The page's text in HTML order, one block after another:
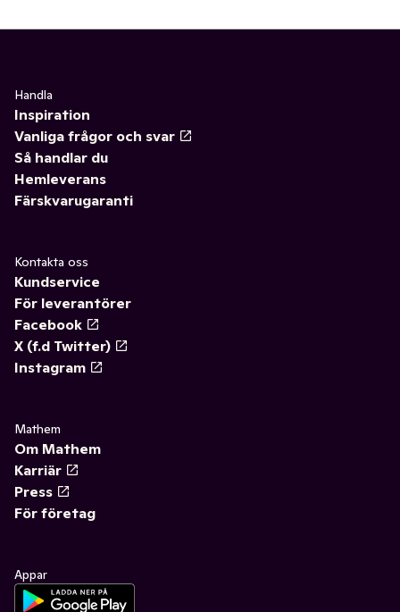
Handla
Inspiration
Vanliga frågor och svar
Så handlar du
Hemleverans
Färskvarugaranti
Kontakta oss
Kundservice
För leverantörer
Facebook
X (f.d Twitter)
Instagram
Mathem
Om Mathem
Karriär
Press
För företag
Appar